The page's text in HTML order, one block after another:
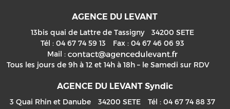
AGENCE DU LEVANT
13bis quai de Lattre de Tassigny 34200 SETE
Tél : 04 67 74 59 13 Fax : 04 67 46 06 93
Mail :
Tous les jours de 9h à 12 et 14h à 18h – le Samedi sur RDV
AGENCE DU LEVANT Syndic
3 Quai Rhin et Danube 34200 SETE Tél : 04 67 74 88 37